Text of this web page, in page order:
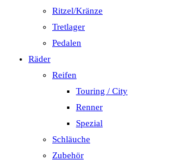
Ritzel/Kränze
Tretlager
Pedalen
Räder
Reifen
Touring / City
Renner
Spezial
Schläuche
Zubehör